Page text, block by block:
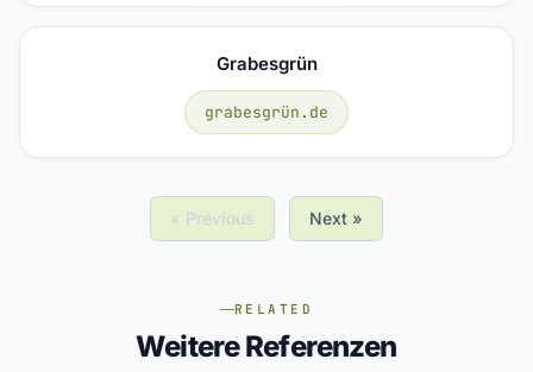
Grabesgrün
grabesgrün.de
« Previous Next »
RELATED
Weitere Referenzen